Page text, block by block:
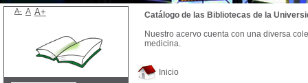
Inicio
Catálogo de las Bibliotecas de la
Nuestro acervo cuenta con una diversa
medicina.
A- A A+